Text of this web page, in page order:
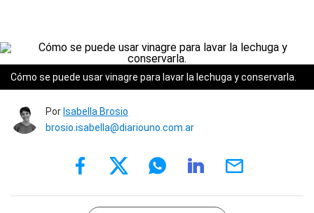
Cómo se puede usar vinagre para lavar la lechuga y conservarla.
Por Isabella Brosio
brosio.isabella@diariouno.com.ar